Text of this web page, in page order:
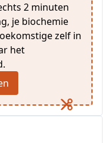
2 minuten
je biochemie
zelf in
het